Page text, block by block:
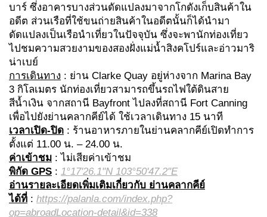
บาร์ ซึ่งอาคารบางส่วนดัดแปลงมาจากโกดังเก็บสินค้าใน
อดีต ส่วนเรือที่ใช้ขนถ่ายสินค้าในอดีตนั้นก็ได้นำมา
ดัดแปลงเป็นเรือนำเที่ยวในปัจจุบัน ซึ่งจะพานักท่องเที่ยว
ไปชมความสวยงามของสองฝั่งแม่น้ำสิงคโปร์และอ่าวมาริ
น่าเบย์
การเดินทาง : ย่าน Clarke Quay อยู่ห่างจาก Marina Bay
3 กิโลเมตร นักท่องเที่ยวสามารถขึ้นรถไฟใต้ดินสาย
สีน้ำเงิน จากสถานี Bayfront ไปลงที่สถานี Fort Canning
เพื่อไปยังย่านคลากคีย์ได้ ใช้เวลาเดินทาง 15 นาที
เวลาเปิด-ปิด : ร้านอาหารภายในย่านคลากคีย์เปิดทำการ
ตั้งแต่ 11.00 น. – 24.00 น.
ค่าเข้าชม : ไม่เสียค่าเข้าชม
พิกัด GPS : 1°17'26.1"N 103°50'47.2"E
อ่านรายละเอียดเพิ่มเติมเกี่ยวกับ ย่านคลากคีย์
ได้ที่ : https://palanla.com/index.php?
op=abroadLocation-detail&id=338